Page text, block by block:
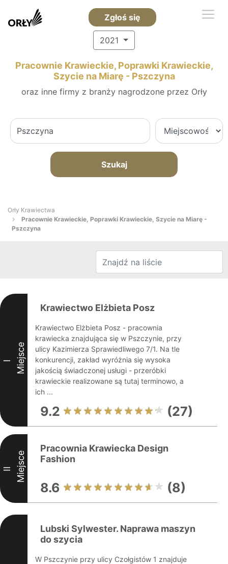
Zgłoś się
2021
Pracownie Krawieckie, Poprawki Krawieckie,
Szycie na Miarę - Pszczyna
oraz inne firmy z branży nagrodzone przez Orły
Szukaj
Orły Krawiectwa
Pracownie Krawieckie, Poprawki Krawieckie, Szycie na Miarę -
Pszczyna
I Miejsce
Krawiectwo Elżbieta Posz
Krawiectwo Elżbieta Posz - pracownia
krawiecka znajdująca się w Pszczynie, przy
ulicy Kazimierza Sprawiedliwego 7/1. Na tle
konkurencji, zakład wyróżnia się wysoka
jakością świadczonej usługi - przeróbki
krawieckie realizowane są tutaj terminowo, a
ich ...
9.2 (27)
II Miejsce
Pracownia Krawiecka Design
Fashion
8.6 (8)
Lubski Sylwester. Naprawa maszyn
do szycia
W Pszczynie przy ulicy Czołgistów 1 znajduje